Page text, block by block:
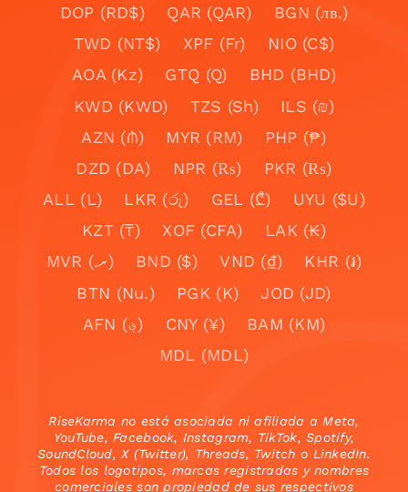
DOP (RD$)
QAR (QAR)
BGN (лв.)
TWD (NT$)
XPF (Fr)
NIO (C$)
AOA (Kz)
GTQ (Q)
BHD (BHD)
KWD (KWD)
TZS (Sh)
ILS (₪)
AZN (₼)
MYR (RM)
PHP (₱)
DZD (DA)
NPR (₨)
PKR (₨)
ALL (L)
LKR (රු) GEL (₾)
UYU ($U)
KZT (₸)
XOF (CFA)
LAK (₭)
MVR (.ރ)
BND ($) VND (₫)
KHR (៛)
BTN (Nu.)
PGK (K)
JOD (JD)
AFN (؋)
CNY (¥)
BAM (KM)
MDL (MDL)
RiseKarma no está asociada ni afiliada a Meta,
YouTube, Facebook, Instagram, TikTok, Spotify,
SoundCloud, X (Twitter), Threads, Twitch o LinkedIn.
Todos los logotipos, marcas registradas y nombres
comerciales son propiedad de sus respectivos